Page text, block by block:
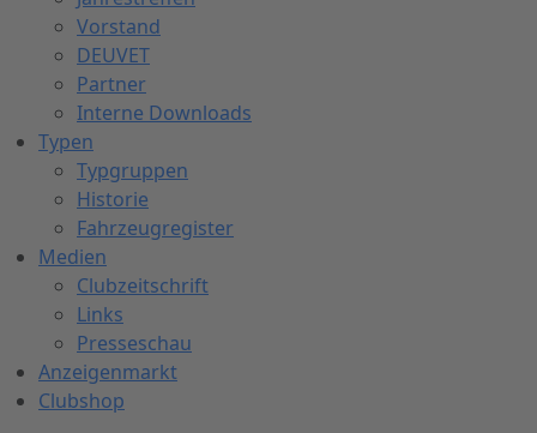
Vorstand
DEUVET
Partner
Interne Downloads
Typen
Typgruppen
Historie
Fahrzeugregister
Medien
Clubzeitschrift
Links
Presseschau
Anzeigenmarkt
Clubshop